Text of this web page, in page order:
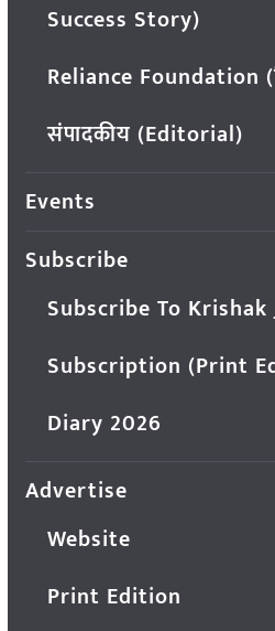
Success Story)
Reliance Foundation
संपादकीय (Editorial)
Events
Subscribe
Subscribe To
Subscription (Print
Diary 2026
Advertise
Website
Print Edition